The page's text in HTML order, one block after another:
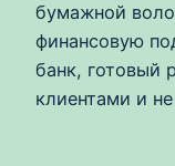
бумажной
финансовую
банк, готовый
клиентами и